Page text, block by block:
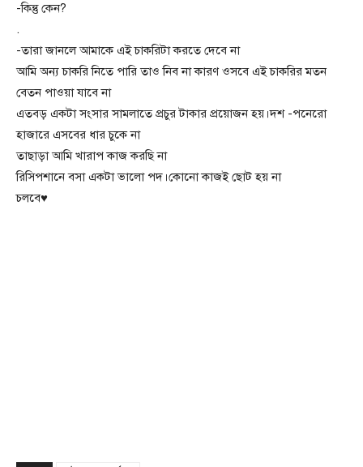
-কিন্তু কেন?
.
-তারা জানলে আমাকে এই চাকরিটা করতে দেবে না
আমি অন্য চাকরি নিতে পারি তাও নিব না কারণ ওসবে এই চাকরির মতন
বেতন পাওয়া যাবে না
এতবড় একটা সংসার সামলাতে প্রচুর টাকার প্রয়োজন হয়।দশ -পনেরো
হাজারে এসবের ধার চুকে না
তাছাড়া আমি খারাপ কাজ করছি না
রিসিপশানে বসা একটা ভালো পদ।কোনো কাজই ছোট হয় না
চলবে♥